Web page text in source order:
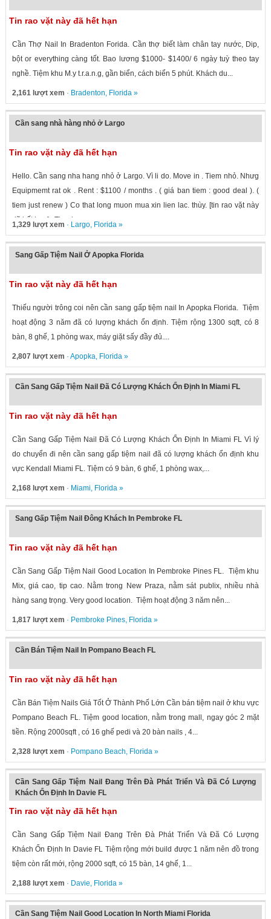
Tin rao vặt này đã hết hạn
Cần Thợ Nail In Bradenton Forida. Cần thợ biết làm chân tay nước, Dip,
bột or everything càng tốt. Bao lương $1000- $1400/ 6 ngày tuỳ theo tay
nghề. Tiệm khu M.y t.r.a.n.g, gần biển, cách biển 5 phút. Khách du...
2,161 lượt xem · Bradenton, Florida»
Cần sang nhà hàng nhỏ ở Largo
Tin rao vặt này đã hết hạn
Hello. Cần sang nha hang nhỏ ở Largo. Vì li do. Move in . Tiem nhỏ. Nhưg
Equipmemt rat ok . Rent : $1100 / months . ( giá ban tiem : good deal ). (
tiem just renew ) Co that long muon mua xin lien lac. thùy. [tin rao vặt này
đã hết hạn] . Thank you.
1,329 lượt xem · Largo, Florida»
Sang Gấp Tiệm Nail Ở Apopka Florida
Tin rao vặt này đã hết hạn
Thiếu người trông coi nên cần sang gấp tiệm nail In Apopka Florida. Tiệm
hoạt động 3 năm đã có lượng khách ổn định. Tiệm rộng 1300 sqft, có 8
bàn, 8 ghế, 1 phòng wax, máy giặt sấy đầy đủ....
2,807 lượt xem · Apopka, Florida»
Cần Sang Gấp Tiệm Nail Đã Có Lượng Khách Ổn Định In Miami FL
Tin rao vặt này đã hết hạn
Cần Sang Gấp Tiệm Nail Đã Có Lượng Khách Ổn Định In Miami FL Vì lý
do chuyển đi nên cần sang gấp tiệm nail đã có lượng khách ổn định khu
vực Kendall Miami FL. Tiệm có 9 bàn, 6 ghế, 1 phòng wax,...
2,168 lượt xem · Miami, Florida»
Sang Gấp Tiệm Nail Đông Khách In Pembroke FL
Tin rao vặt này đã hết hạn
Cần Sang Gấp Tiệm Nail Good Location In Pembroke Pines FL. Tiệm khu
Mix, giá cao, tip cao. Nằm trong New Praza, nằm sát publix, nhiều nhà
hàng sang trọng. Very good location. Tiệm hoạt động 3 năm nên...
1,817 lượt xem · Pembroke Pines, Florida»
Cần Bán Tiệm Nail In Pompano Beach FL
Tin rao vặt này đã hết hạn
Cần Bán Tiệm Nails Giá Tốt Ở Thành Phố Lớn Cần bán tiệm nail ở khu vực
Pompano Beach FL. Tiệm good location, nằm trong mall, ngay góc 2 mặt
tiền. Rộng 2000sqft , có 16 ghế pedi và 20 bàn nails , 4...
2,328 lượt xem · Pompano Beach, Florida»
Cần Sang Gấp Tiệm Nail Đang Trên Đà Phát Triển Và Đã Có Lượng
Khách Ổn Định In Davie FL
Tin rao vặt này đã hết hạn
Cần Sang Gấp Tiệm Nail Đang Trên Đà Phát Triển Và Đã Có Lượng
Khách Ổn Định In Davie FL Tiệm rộng mới build được 1 năm nên đồ trong
tiệm còn rất mới, rộng 2000 sqft, có 15 bàn, 14 ghế, 1...
2,188 lượt xem · Davie, Florida»
Cần Sang Tiệm Nail Good Location In North Miami Florida